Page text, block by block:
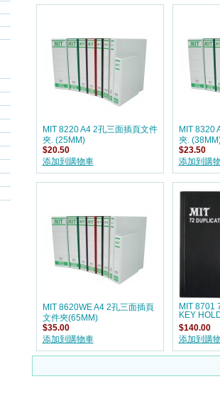
MIT 8220 A4 2孔三面插頁文件
夾. (25MM)
$20.50
添加到購物車
MIT 8320
夾.
$23.50
添加到購
MIT 8620WE A4 2孔三面插頁
文件夾(65MM)
$35.00
添加到購物車
MIT 8701
KEY
$140.00
添加到購